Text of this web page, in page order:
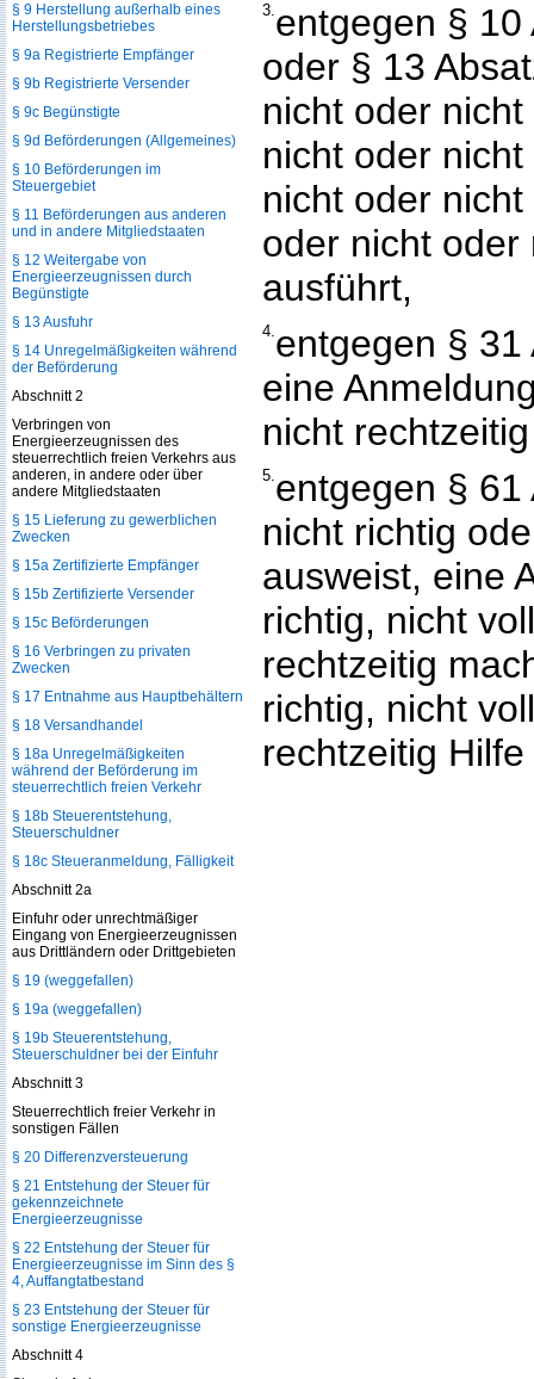
3.entgegen § 10
oder § 13
nicht oder
nicht oder
nicht oder
oder nicht oder
ausführt,
4.entgegen § 31
eine
nicht
5.entgegen §
nicht richtig
ausweist, eine
richtig, nicht
rechtzeitig
richtig, nicht
rechtzeitig
§ 9 Herstellung außerhalb eines
Herstellungsbetriebes
§ 9a Registrierte Empfänger
§ 9b Registrierte Versender
§ 9c Begünstigte
§ 9d Beförderungen (Allgemeines)
§ 10 Beförderungen im
Steuergebiet
§ 11 Beförderungen aus anderen
und in andere Mitgliedstaaten
§ 12 Weitergabe von
Energieerzeugnissen durch
Begünstigte
§ 13 Ausfuhr
§ 14 Unregelmäßigkeiten während
der Beförderung
Abschnitt 2
Verbringen von
Energieerzeugnissen des
steuerrechtlich freien Verkehrs aus
anderen, in andere oder über
andere Mitgliedstaaten
§ 15 Lieferung zu gewerblichen
Zwecken
§ 15a Zertifizierte Empfänger
§ 15b Zertifizierte Versender
§ 15c Beförderungen
§ 16 Verbringen zu privaten
Zwecken
§ 17 Entnahme aus Hauptbehältern
§ 18 Versandhandel
§ 18a Unregelmäßigkeiten
während der Beförderung im
steuerrechtlich freien Verkehr
§ 18b Steuerentstehung,
Steuerschuldner
§ 18c Steueranmeldung, Fälligkeit
Abschnitt 2a
Einfuhr oder unrechtmäßiger
Eingang von Energieerzeugnissen
aus Drittländern oder Drittgebieten
§ 19 (weggefallen)
§ 19a (weggefallen)
§ 19b Steuerentstehung,
Steuerschuldner bei der Einfuhr
Abschnitt 3
Steuerrechtlich freier Verkehr in
sonstigen Fällen
§ 20 Differenzversteuerung
§ 21 Entstehung der Steuer für
gekennzeichnete
Energieerzeugnisse
§ 22 Entstehung der Steuer für
Energieerzeugnisse im Sinn des §
4, Auffangtatbestand
§ 23 Entstehung der Steuer für
sonstige Energieerzeugnisse
Abschnitt 4